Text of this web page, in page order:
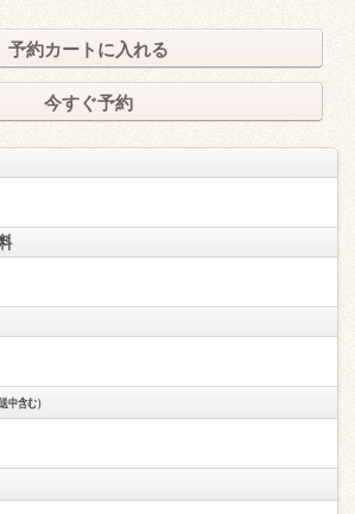
予約カートに入れる
今すぐ予約
中含む）